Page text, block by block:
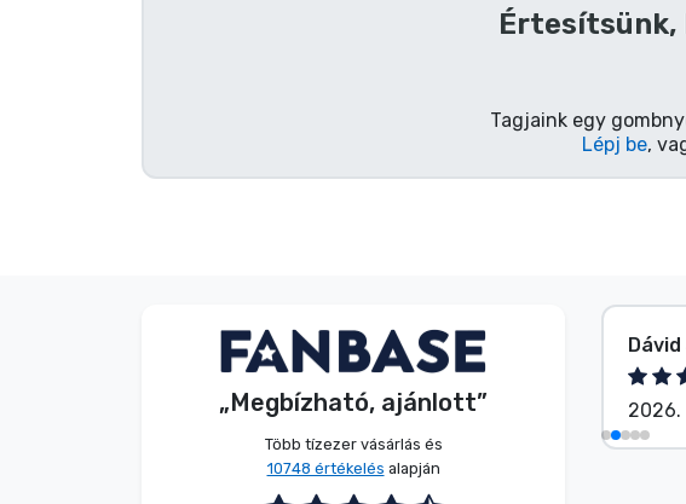
Értesítsünk,
Tagjaink egy
Lépj be,
„Megbízható, ajánlott”
Több tízezer vásárlás és
10748 értékelés alapján
Név nélkül Vásárló
2026. 08. 08. 2026.